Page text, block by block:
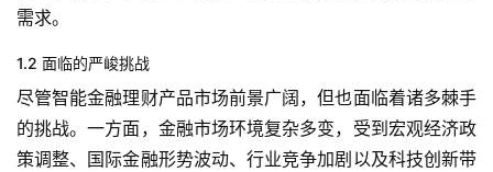
需求。
1.2 面临的严峻挑战
尽管智能金融理财产品市场前景广阔，但也面临着诸多棘手
的挑战。一方面，金融市场环境复杂多变，受到宏观经济政
策调整、国际金融形势波动、行业竞争加剧以及科技创新带